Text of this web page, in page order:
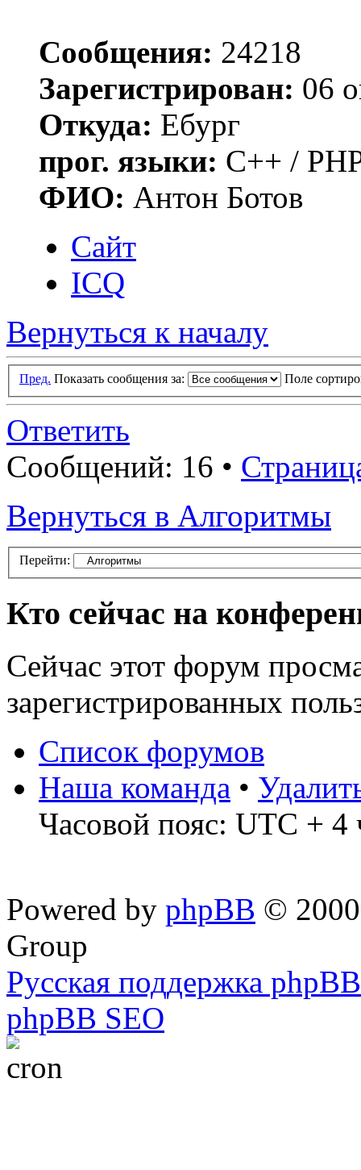
Сообщения: 24218
Зарегистрирован: 06
Откуда: Ебург
прог. языки: C++ /
ФИО: Антон Ботов
Сайт
ICQ
Вернуться к началу
Пред. Показать сообщения за: Поле
Ответить
Сообщений: 16 •
Вернуться в Алгоритмы
Перейти:
Кто сейчас на
Сейчас этот форум
зарегистрированных
Список форумов
Наша команда •
Часовой пояс: UTC + 4
Powered by phpBB ©
Group
Русская поддержка phpBB
phpBB SEO